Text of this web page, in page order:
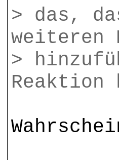
> das,
weiteren
>
Reaktion